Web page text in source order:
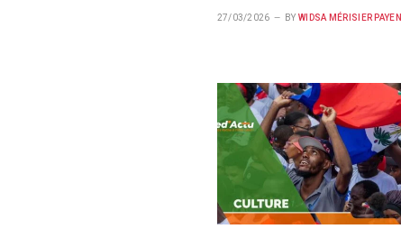
27/03/2026 BY WIDSA MÉRISIER PAYEN